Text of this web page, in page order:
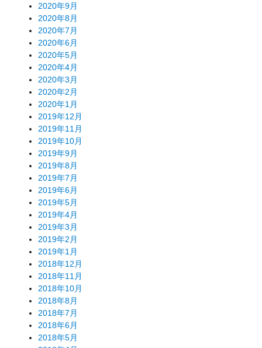
2020年9月
2020年8月
2020年7月
2020年6月
2020年5月
2020年4月
2020年3月
2020年2月
2020年1月
2019年12月
2019年11月
2019年10月
2019年9月
2019年8月
2019年7月
2019年6月
2019年5月
2019年4月
2019年3月
2019年2月
2019年1月
2018年12月
2018年11月
2018年10月
2018年8月
2018年7月
2018年6月
2018年5月